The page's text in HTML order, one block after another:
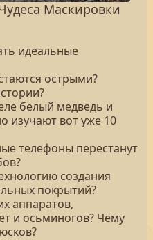
Маскировки
идеальные
острыми?
белый медведь и
изучают вот уже 10
телефоны перестанут
создания
покрытий?
аппаратов,
и осьминогов? Чему